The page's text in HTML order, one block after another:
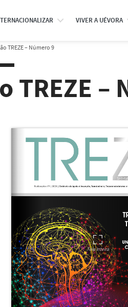
VIVER A UÉVORA
TREZE – Número 9
TREZE –